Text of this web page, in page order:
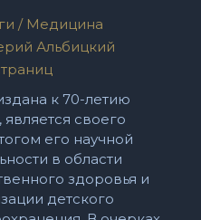
/ Медицина
Альбицкий
к 70-летию
является своего
его научной
в области
здоровья и
детского